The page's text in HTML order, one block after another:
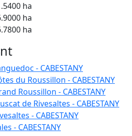
ha
ha
ha
ha
ha
ha
ha
ha
ha
ha
- CABESTANY
du Roussillon - CABESTANY
Roussillon - CABESTANY
de Rivesaltes - CABESTANY
- CABESTANY
- CABESTANY